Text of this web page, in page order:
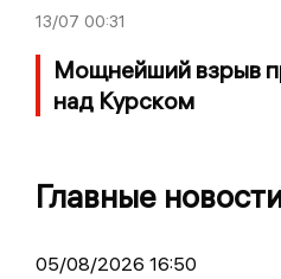
13/07 00:31
Мощнейший взрыв
над Курском
Главные
05/08/2026 16:50